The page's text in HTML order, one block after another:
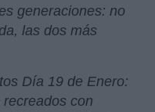
generaciones: no
las dos más
Día 19 de Enero:
con